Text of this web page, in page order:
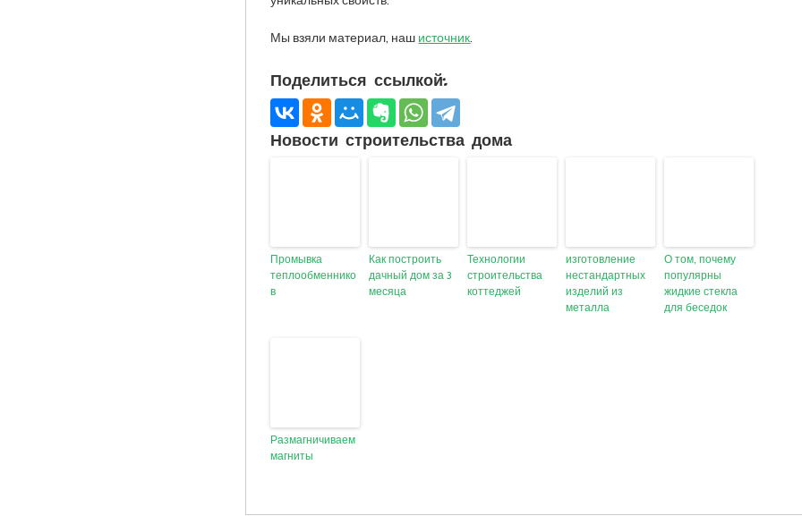
Мы взяли материал, наш источник.
Поделиться ссылкой:
Новости строительства дома
Промывка
теплообменнико
в
Как построить
дачный дом за 3
месяца
Технологии
строительства
коттеджей
изготовление
нестандартных
изделий из
металла
О том, почему
популярны
жидкие стекла
для беседок
Размагничиваем
магниты